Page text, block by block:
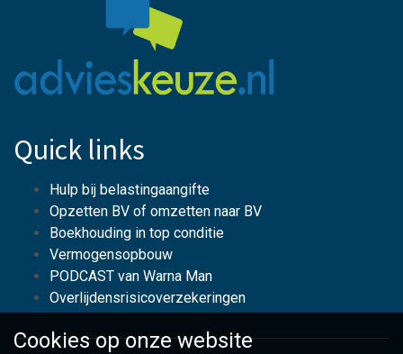
Quick links
Hulp bij belastingaangifte
Opzetten BV of omzetten naar BV
Boekhouding in top conditie
Vermogensopbouw
PODCAST van Warna Man
Overlijdensrisicoverzekeringen
Cookies oponze website